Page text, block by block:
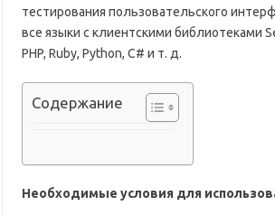
тестирования пользовательского
все языки с клиентскими библиотеками
PHP, Ruby, Python, C# и т. д.
Содержание
Необходимые условия для